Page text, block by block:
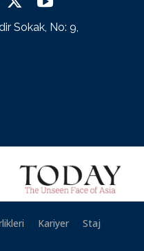
Sokak, No: 9,
Kariyer
Staj